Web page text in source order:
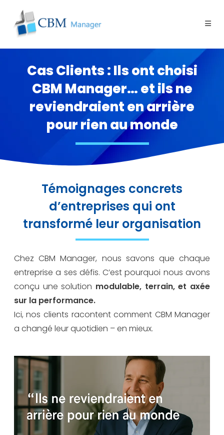
Cas Clients : Ils ont choisi
CBM Manager… et ils ne
reviendraient en arrière
pour rien au monde
Témoignages concrets
d’entreprises qui ont
transformé leur organisation
Chez CBM Manager, nous savons que chaque
entreprise a ses défis. C’est pourquoi nous avons
conçu une solution modulable, terrain, et axée
sur la performance.
Ici, nos clients racontent comment CBM Manager
a changé leur quotidien – en mieux.